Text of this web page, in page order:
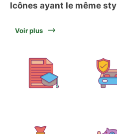
Icônes ayant le même
Voir plus